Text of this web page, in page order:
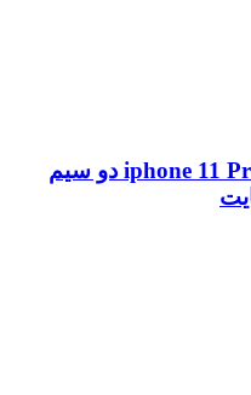
گوشی موبایل اپل iphone 11 Pro Max دو سیم